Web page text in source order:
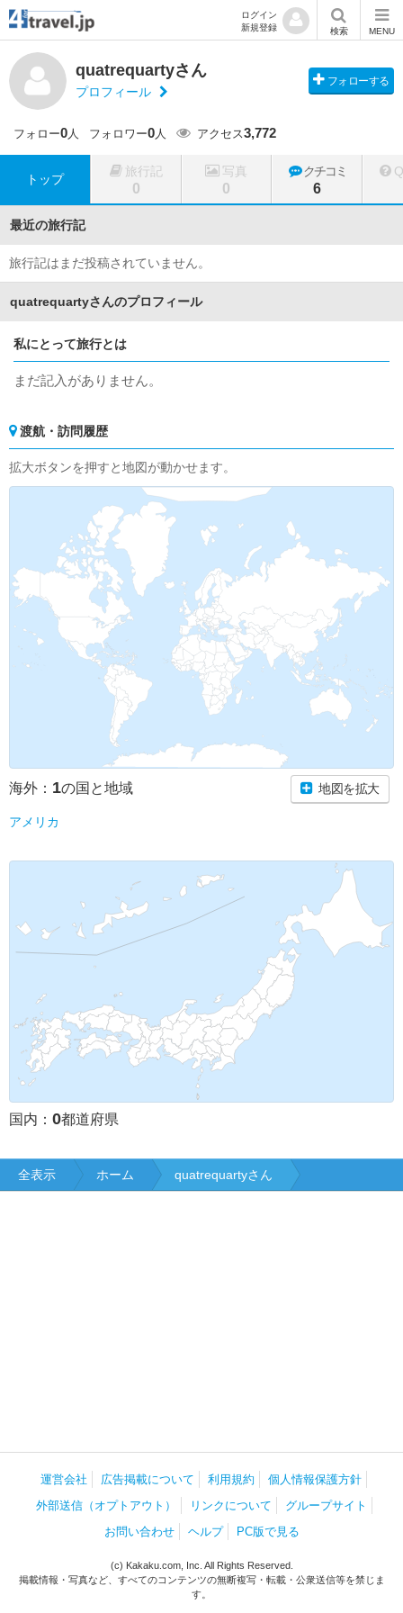
ログイン
新規登録
検索 MENU
quatrequartyさん
プロフィール
フォローする
フォロー0人 フォロワー0人 アクセス3,772
トップ
旅行記
0
写真
0
クチコミ
6
最近の旅行記
旅行記はまだ投稿されていません。
quatrequartyさんのプロフィール
私にとって旅行とは
まだ記入がありません。
渡航・訪問履歴
拡大ボタンを押すと地図が動かせます。
海外： 1の国と地域 地図を拡大
アメリカ
国内： 0都道府県
全表示 ホーム quatrequartyさん
運営会社 広告掲載について 利用規約
個人情報保護方針
外部送信（オプトアウト）
リンクについて
グループサイト
お問い合わせ
ヘルプ PC版で見る
(c) Kakaku.com, Inc. All Rights Reserved.
掲載情報・写真など、すべてのコンテンツの無断複写・転載・公衆送信等を禁じま
す。